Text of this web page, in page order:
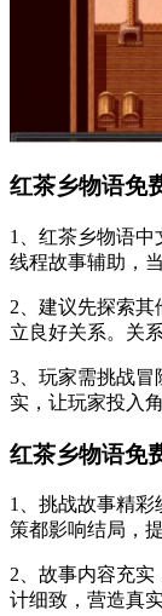
红茶乡物语免
1、红茶乡物语
线程故事辅助，
2、建议先探索
立良好关系。关
3、玩家需挑战
实，让玩家投入
红茶乡物语免
1、挑战故事精
策都影响结局，
2、故事内容充
计细致，营造真